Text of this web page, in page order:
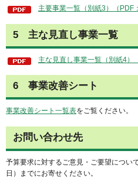
主要事業一覧（別紙3）（PDF
5 主な見直し事業一覧
主な見直し事業一覧（別紙4）
6 事業改善シート
事業改善シート一覧表をご覧ください。
お問い合わせ先
予算要求に対するご意見・ご要望につい
日）までにお寄せください。